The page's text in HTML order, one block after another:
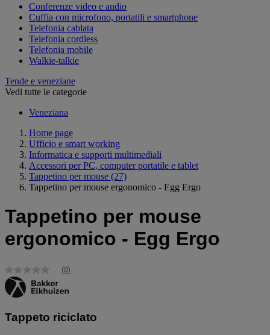
Conferenze video e audio
Cuffia con microfono, portatili e smartphone
Telefonia cablata
Telefonia cordless
Telefonia mobile
Walkie-talkie
Tende e veneziane
Vedi tutte le categorie
Veneziana
Home page
Ufficio e smart working
Informatica e supporti multimediali
Accessori per PC, computer portatile e tablet
Tappetino per mouse (27)
Tappetino per mouse ergonomico - Egg Ergo
Tappetino per mouse
ergonomico - Egg Ergo
Nessuna
valutazione
Stesso
alla
pagina.
(0)
Tappeto riciclato